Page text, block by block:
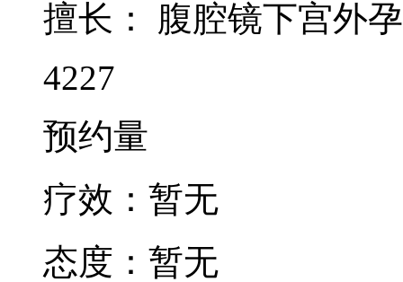
擅长：
腹腔镜下宫外
4227
预约量
疗效： 暂无
态度： 暂无